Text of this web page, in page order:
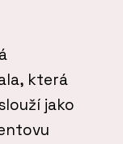
která
jako